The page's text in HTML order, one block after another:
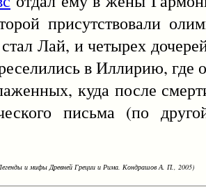
присутствовали
Лай, и четырех
в Иллирию, где
куда после
письма (по
и мифы Древней Греции и Рима. Кондрашов А. П., 2005)